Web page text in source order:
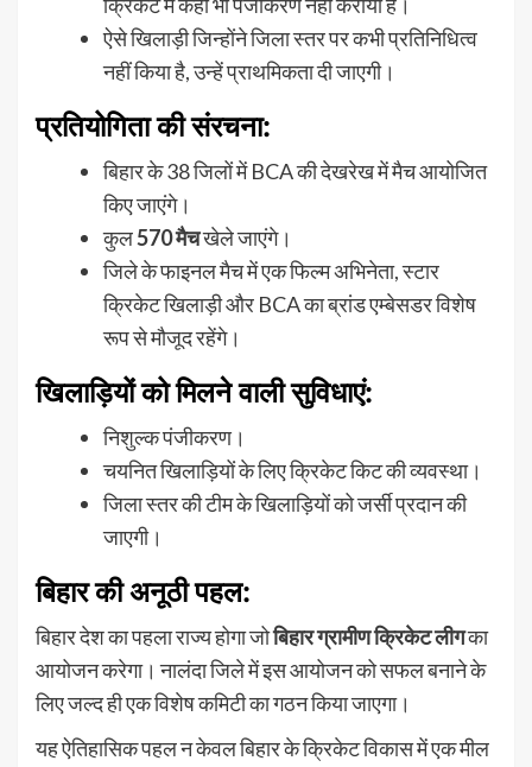
ऐसे खिलाड़ी जिन्होंने जिला स्तर पर कभी प्रतिनिधित्व
नहीं किया है, उन्हें प्राथमिकता दी जाएगी।
प्रतियोगिता की संरचना:
बिहार के 38 जिलों में BCA की देखरेख में मैच आयोजित
किए जाएंगे।
कुल570 मैचखेले जाएंगे।
जिले के फाइनल मैच में एक फिल्म अभिनेता, स्टार
क्रिकेट खिलाड़ी और BCA का ब्रांड एम्बेसडर विशेष
रूप से मौजूद रहेंगे।
खिलाड़ियों को मिलने वाली सुविधाएं:
निशुल्क पंजीकरण।
चयनित खिलाड़ियों के लिए क्रिकेट किट की व्यवस्था।
जिला स्तर की टीम के खिलाड़ियों को जर्सी प्रदान की
जाएगी।
बिहार की अनूठी पहल:
बिहार देश का पहला राज्य होगा जोबिहार ग्रामीण क्रिकेट लीगका
आयोजन करेगा। नालंदा जिले में इस आयोजन को सफल बनाने के
लिए जल्द ही एक विशेष कमिटी का गठन किया जाएगा।
यह ऐतिहासिक पहल न केवल बिहार के क्रिकेट विकास में एक मील